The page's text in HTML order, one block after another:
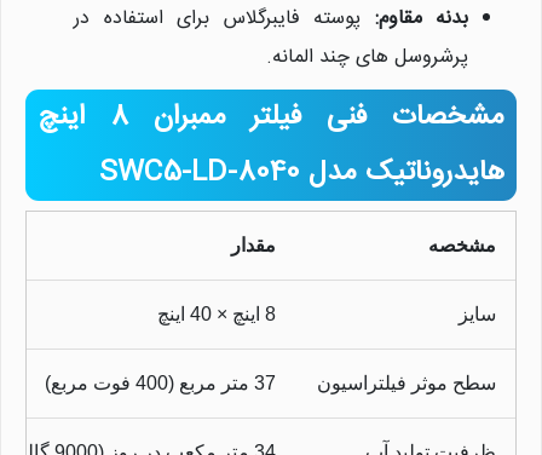
بدنه مقاوم: پوسته فایبرگلاس برای استفاده در
پرشروسل های چند المانه.
مشخصات فنی فیلتر ممبران 8 اینچ
هایدروناتیک مدل SWC5-LD-8040
مشخصه مقدار
سایز 8 اینچ × 40 اینچ
سطح موثر فیلتراسیون 37 متر مربع (400 فوت مربع)